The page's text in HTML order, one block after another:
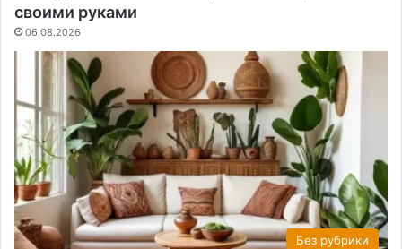
своими руками
06.08.2026
Без рубрики